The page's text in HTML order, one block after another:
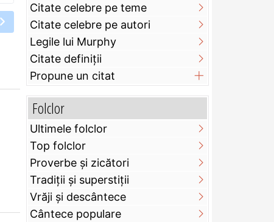
Citate celebre pe teme
Citate celebre pe autori
Legile lui Murphy
Citate definiţii
Propune un citat
Folclor
Ultimele folclor
Top folclor
Proverbe și zicători
Tradiții și superstiții
Vrăji și descântece
Cântece populare